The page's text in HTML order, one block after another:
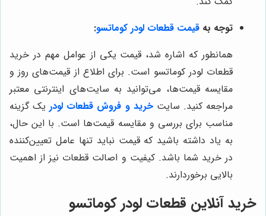
توجه به قیمت قطعات لودر کوماتسو:
همانطور که اشاره شد، قیمت یکی از عوامل مهم در خرید
قطعات لودر کوماتسو است. برای اطلاع از قیمت‌های روز و
مقایسه قیمت‌ها، می‌توانید به سایت‌های اینترنتی معتبر
مراجعه کنید. سایتخرید و فروش قطعات لودریک گزینه
مناسب برای بررسی و مقایسه قیمت‌ها است. با این حال،
به یاد داشته باشید که قیمت نباید تنها عامل تعیین‌کننده
در خرید شما باشد. کیفیت و اصالت قطعات نیز از اهمیت
بالایی برخوردارند.
خرید آنلاین قطعات لودر کوماتسو